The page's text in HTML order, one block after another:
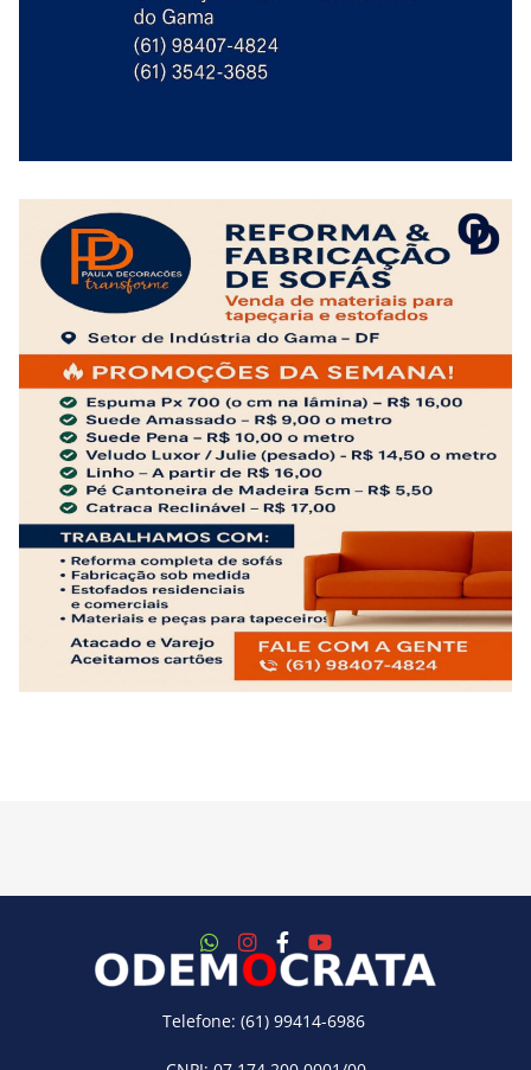
Telefone: (61) 99414-6986